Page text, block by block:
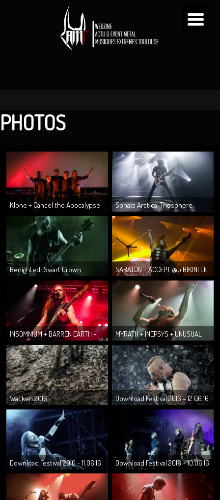
PHOTOS
Klone + Cancel the Apocalypse
@ American Cosmograph le
28.06.17 (...
Sonata Arctica, Triosphere,
Striker 11/03/2017 @u Metronum
Benighted+Swart Crown
+Fleshdoll @u Metronum le
03/03/2017 (photo...
SABATON + ACCEPT @u BIKINI LE
18.01.17 (Gaëtan)
INSOMNIUM + BARREN EARTH +
WOLFHEART @ Lyon le samedi 14
janvier ...
MYRATH + INEPSYS + UNUSUAL
DAY @u METRONUM LE 17.11.16
(Gaëtan)
Wacken 2016
Download Festival 2016 – 12.06.16
(Gaëtan)
Download Festival 2016 – 11.06.16
(Gaëtan)
Download Festival 2016 – 10.06.16
(Gaëtan)